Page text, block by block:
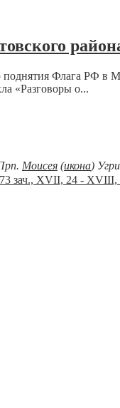
поднятия Флага РФ
«Разговоры о...
Моисея (икона)
зач., XVII, 24 - XVIII,